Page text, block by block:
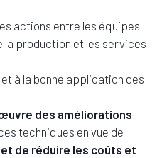
actions entre les équipes
la production et les services
à la bonne application des
des améliorations
techniques en vue de
de réduire les coûts et